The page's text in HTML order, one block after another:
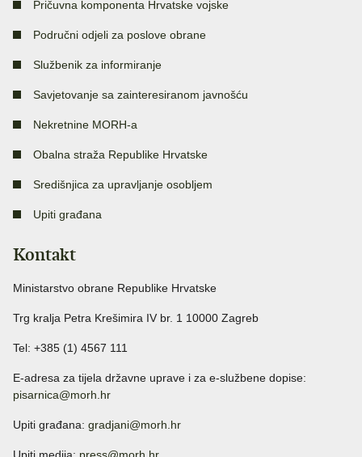
Pričuvna komponenta Hrvatske vojske
Područni odjeli za poslove obrane
Službenik za informiranje
Savjetovanje sa zainteresiranom javnošću
Nekretnine MORH-a
Obalna straža Republike Hrvatske
Središnjica za upravljanje osobljem
Upiti građana
Kontakt
Ministarstvo obrane Republike Hrvatske
Trg kralja Petra Krešimira IV br. 1 10000 Zagreb
Tel: +385 (1) 4567 111
E-adresa za tijela državne uprave i za e-službene dopise:
pisarnica@morh.hr
Upiti građana: gradjani@morh.hr